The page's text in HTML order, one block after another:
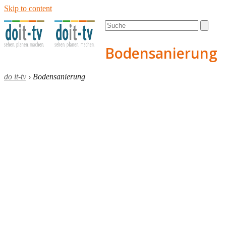
Skip to content
Open
mobile
Close
mobile
Search
Bodensanierung
do it-tv › Bodensanierung